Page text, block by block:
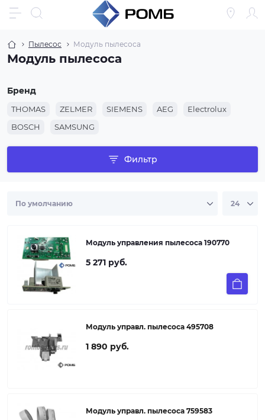
Пылесос Модуль пылесоса
Модуль пылесоса
Бренд
THOMAS ZELMER SIEMENS AEG
Electrolux
BOSCH
SAMSUNG
Фильтр
Модуль управления пылесоса 190770
5 271 руб.
Модуль управл. пылесоса 495708
1 890 руб.
Модуль управл. пылесоса 759583